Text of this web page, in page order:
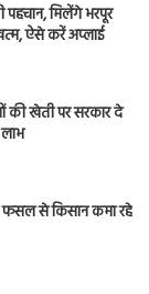
पहचान, मिलेंगे भरपूर
ऐसे करें अप्लाई
खेती पर सरकार दे
फसल से किसान कमा रहे